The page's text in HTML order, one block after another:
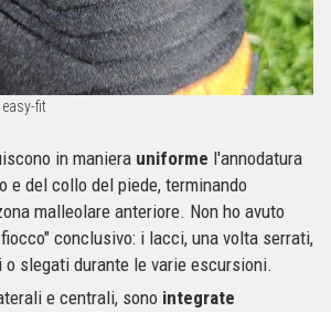
fit
in maniera uniforme l'annodatura
e del collo del piede, terminando
malleolare anteriore. Non ho avuto
conclusivo: i lacci, una volta serrati,
slegati durante le varie escursioni.
e centrali, sono integrate